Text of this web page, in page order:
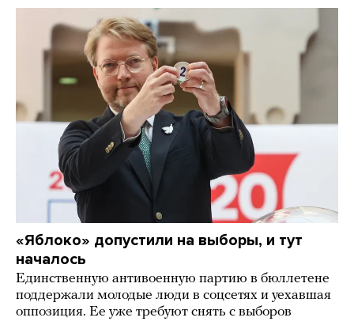
«Яблоко» допустили на выборы, и тут
началось
Единственную антивоенную партию в бюллетене
поддержали молодые люди в соцсетях и уехавшая
оппозиция. Ее уже требуют снять с выборов